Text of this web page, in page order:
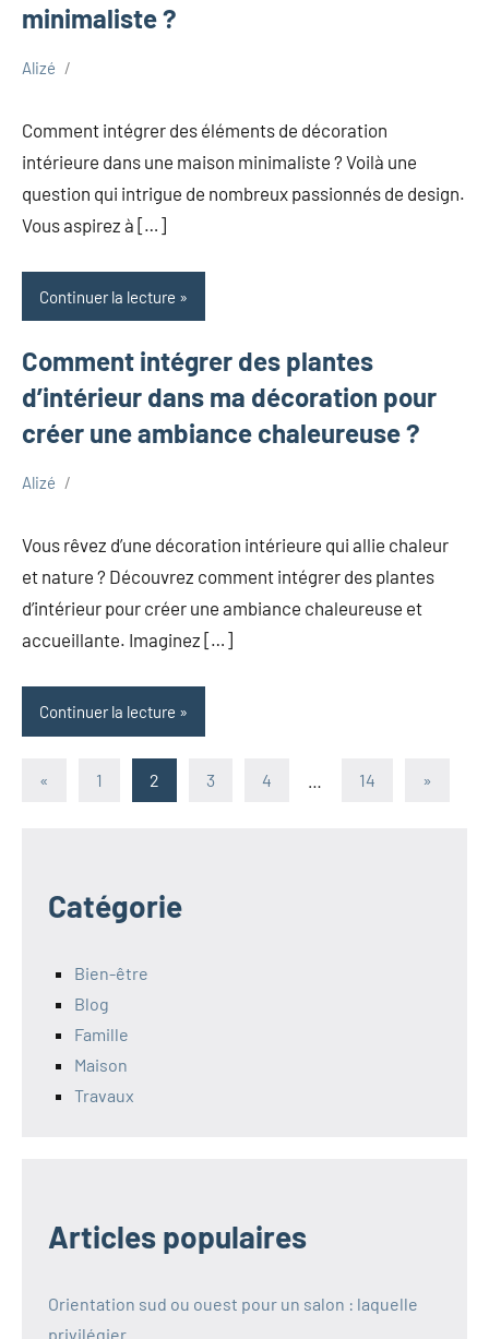
minimaliste ?
2025
Alizé
Comment intégrer des éléments de décoration
intérieure dans une maison minimaliste ? Voilà une
question qui intrigue de nombreux passionnés de design.
Vous aspirez à […]
Continuer la lecture
Comment intégrer des plantes
d’intérieur dans ma décoration pour
créer une ambiance chaleureuse ?
2025
Alizé
Vous rêvez d’une décoration intérieure qui allie chaleur
et nature ? Découvrez comment intégrer des plantes
d’intérieur pour créer une ambiance chaleureuse et
accueillante. Imaginez […]
Continuer la lecture
Pagination
« Publications
précédentes
1 2 3 4 14
Articles
»
Catégorie
Bien-être
Blog
Famille
Maison
Travaux
Articles populaires
Orientation sud ou ouest pour un salon : laquelle
privilégier